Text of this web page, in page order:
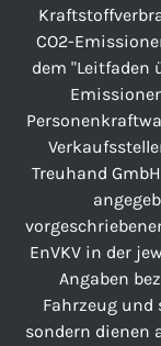
CO2-
dem "Leitfaden
Treuhand
EnVKV in der
Angaben
Fahrzeug und
sondern dienen